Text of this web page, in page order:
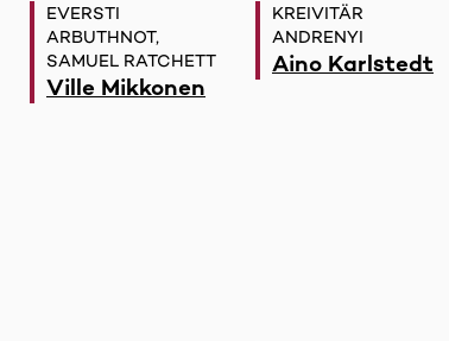
EVERSTI
ARBUTHNOT,
SAMUEL RATCHETT
Ville Mikkonen
KREIVITÄR
ANDRENYI
Aino Karlstedt